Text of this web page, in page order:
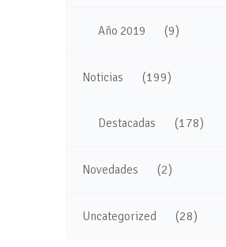
Año 2019 (9)
Noticias (199)
Destacadas (178)
Novedades (2)
Uncategorized (28)